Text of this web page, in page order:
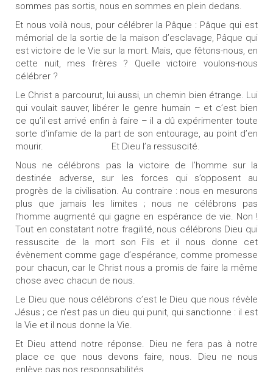
sommes pas sortis, nous en sommes en plein dedans.
Et nous voilà nous, pour célébrer la Pâque : Pâque qui est
mémorial de la sortie de la maison d’esclavage, Pâque qui
est victoire de le Vie sur la mort. Mais, que fêtons-nous, en
cette nuit, mes frères ? Quelle victoire voulons-nous
célébrer ?
Le Christ a parcourut, lui aussi, un chemin bien étrange. Lui
qui voulait sauver, libérer le genre humain – et c’est bien
ce qu’il est arrivé enfin à faire – il a dû expérimenter toute
sorte d’infamie de la part de son entourage, au point d’en
mourir. Et Dieu l’a ressuscité.
Nous ne célébrons pas la victoire de l’homme sur la
destinée adverse, sur les forces qui s’opposent au
progrès de la civilisation. Au contraire : nous en mesurons
plus que jamais les limites ; nous ne célébrons pas
l’homme augmenté qui gagne en espérance de vie. Non !
Tout en constatant notre fragilité, nous célébrons Dieu qui
ressuscite de la mort son Fils et il nous donne cet
évènement comme gage d’espérance, comme promesse
pour chacun, car le Christ nous a promis de faire la même
chose avec chacun de nous.
Le Dieu que nous célébrons c’est le Dieu que nous révèle
Jésus ; ce n’est pas un dieu qui punit, qui sanctionne : il est
la Vie et il nous donne la Vie.
Et Dieu attend notre réponse. Dieu ne fera pas à notre
place ce que nous devons faire, nous. Dieu ne nous
enlève pas nos responsabilités.